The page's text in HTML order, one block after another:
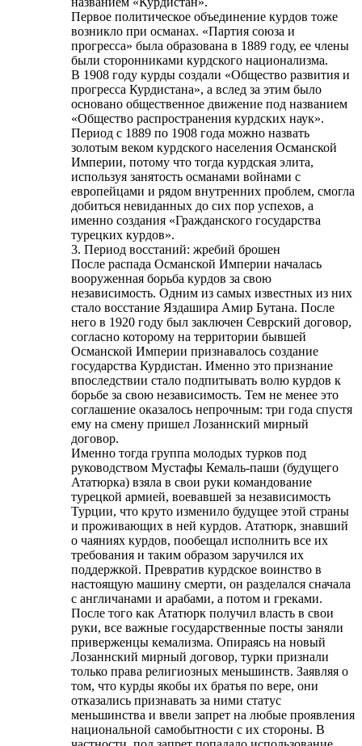
Первое политическое объединение курдов тоже
возникло при османах. «Партия союза и
прогресса» была образована в 1889 году, ее члены
были сторонниками курдского национализма.
В 1908 году курды создали «Общество развития и
прогресса Курдистана», а вслед за этим было
основано общественное движение под названием
«Общество распространения курдских наук».
Период с 1889 по 1908 года можно назвать
золотым веком курдского населения Османской
Империи, потому что тогда курдская элита,
используя занятость османами войнами с
европейцами и рядом внутренних проблем, смогла
добиться невиданных до сих пор успехов, а
именно создания «Гражданского государства
турецких курдов».
3. Период восстаний: жребий брошен
После распада Османской Империи началась
вооруженная борьба курдов за свою
независимость. Одним из самых известных из них
стало восстание Яздашира Амир Бутана. После
него в 1920 году был заключен Севрский договор,
согласно которому на территории бывшей
Османской Империи признавалось создание
государства Курдистан. Именно это признание
впоследствии стало подпитывать волю курдов к
борьбе за свою независимость. Тем не менее это
соглашение оказалось непрочным: три года спустя
ему на смену пришел Лозаннский мирный
договор.
Именно тогда группа молодых турков под
руководством Мустафы Кемаль-паши (будущего
Ататюрка) взяла в свои руки командование
турецкой армией, воевавшей за независимость
Турции, что круто изменило будущее этой страны
и проживающих в ней курдов. Ататюрк, знавший
о чаяниях курдов, пообещал исполнить все их
требования и таким образом заручился их
поддержкой. Превратив курдское воинство в
настоящую машину смерти, он разделался сначала
с англичанами и арабами, а потом и греками.
После того как Ататюрк получил власть в свои
руки, все важные государственные посты заняли
приверженцы кемализма. Опираясь на новый
Лозаннский мирный договор, турки признали
только права религиозных меньшинств. Заявляя о
том, что курды якобы их братья по вере, они
отказались признавать за ними статус
меньшинства и ввели запрет на любые проявления
национальной самобытности с их стороны. В